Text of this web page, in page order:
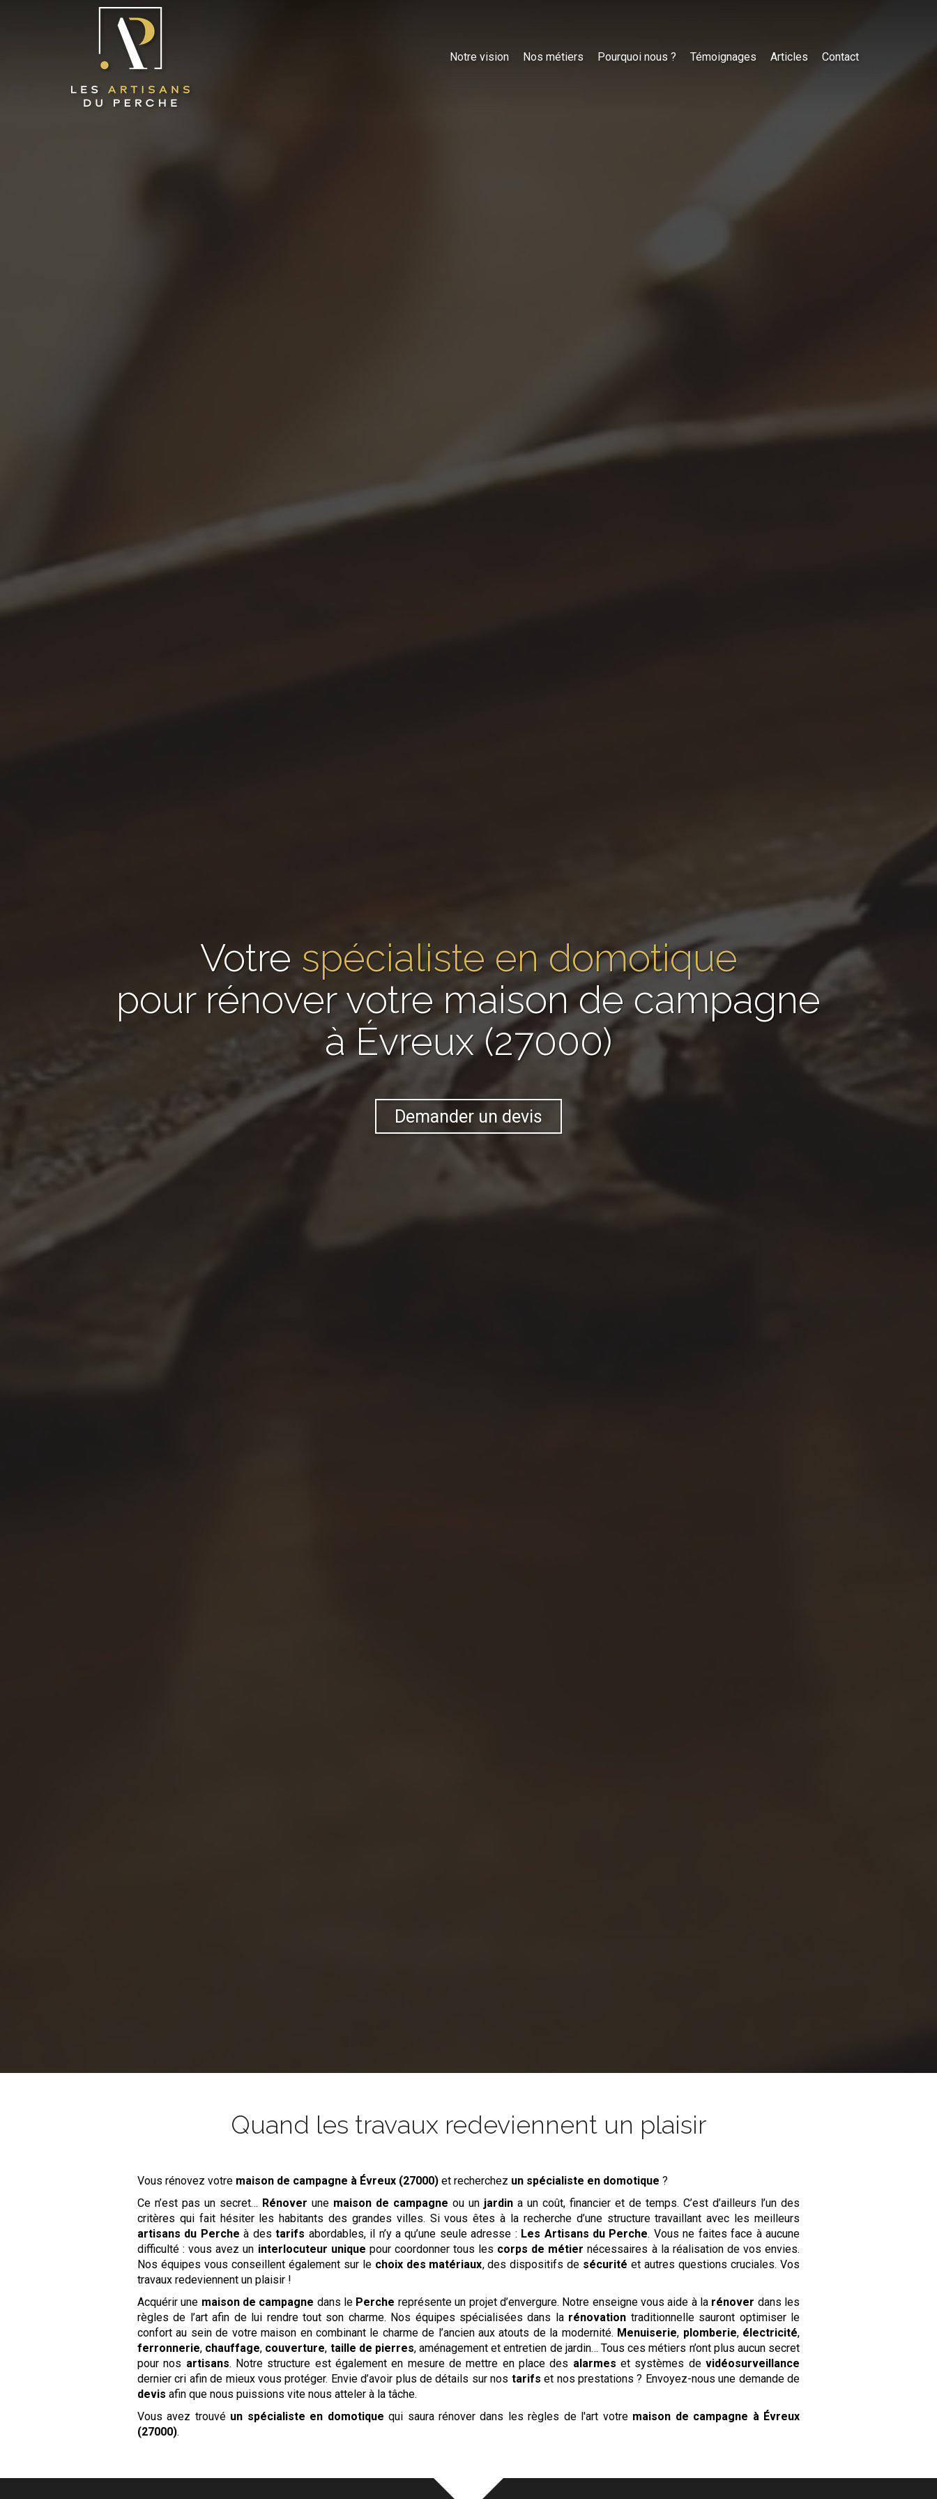
Notre vision Nos métiers Pourquoi nous ? Témoignages Articles Contact
Votre spécialiste en domotique
pour rénover votre maison de campagne
à Évreux (27000)
Demander un devis
Quand les travaux redeviennent un plaisir
Vous rénovez votre maison de campagne à Évreux (27000) et recherchez un spécialiste en domotique ?
Ce n’est pas un secret… Rénover une maison de campagne ou un jardin a un coût, financier et de temps. C’est d’ailleurs l’un des
critères qui fait hésiter les habitants des grandes villes. Si vous êtes à la recherche d’une structure travaillant avec les meilleurs
artisans du Perche à destarifs abordables, il n’y a qu’une seule adresse : Les Artisans du Perche. Vous ne faites face à aucune
difficulté : vous avez un interlocuteur unique pour coordonner tous les corps de métier nécessaires à la réalisation de vos envies.
Nos équipes vous conseillent également sur le choix des matériaux, des dispositifs de sécurité et autres questions cruciales. Vos
travaux redeviennent un plaisir !
Acquérir une maison de campagne dans le Perche représente un projet d’envergure. Notre enseigne vous aide à la rénover dans les
règles de l’art afin de lui rendre tout son charme. Nos équipes spécialisées dans la rénovation traditionnelle sauront optimiser le
confort au sein de votre maison en combinant le charme de l’ancien aux atouts de la modernité. Menuiserie, plomberie, électricité,
ferronnerie, chauffage, couverture, taille de pierres, aménagement et entretien de jardin… Tous ces métiers n’ont plus aucun secret
pour nos artisans. Notre structure est également en mesure de mettre en place des alarmes et systèmes de vidéosurveillance
dernier cri afin de mieux vous protéger. Envie d’avoir plus de détails sur nos tarifs et nos prestations ? Envoyez-nous une demande de
devis afin que nous puissions vite nous atteler à la tâche.
Vous avez trouvé un spécialiste en domotique qui saura rénover dans les règles de l'art votre maison de campagne à Évreux
(27000).